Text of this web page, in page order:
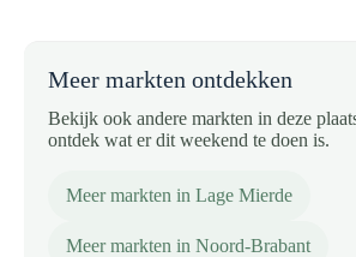
Meer markten ontdekken
Bekijk ook andere markten in deze
ontdek wat er dit weekend te doen is.
Meer markten in Lage Mierde
Meer markten in Noord-Brabant